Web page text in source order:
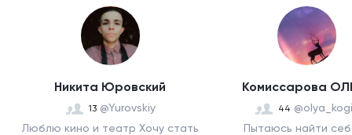
Никита Юровский
13 @Yurovskiy
Люблю кино и театр Хочу стать
Комиссарова
44
Пытаюсь найти